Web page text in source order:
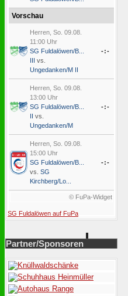
Vorschau
Herren, So. 09.08.
11:00 Uhr
SG Fuldalöwen/B...
vs.
Ungedanken/M II
-:-
Herren, So. 09.08.
13:00 Uhr
SG Fuldalöwen/B...
vs.
Ungedanken/M
-:-
Herren, So. 09.08.
15:00 Uhr
SG Fuldalöwen/B...
vs. SG
Kirchberg/Lo...
-:-
© FuPa-Widget
SG Fuldalöwen auf FuPa
Partner/Sponsoren